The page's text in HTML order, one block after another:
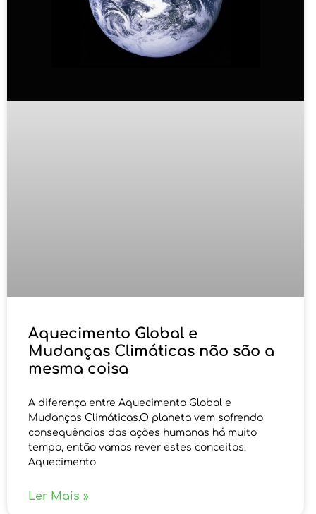
Aquecimento Global e
Mudanças Climáticas não são a
mesma coisa
A diferença entre Aquecimento Global e
Mudanças Climáticas.O planeta vem sofrendo
consequências das ações humanas há muito
tempo, então vamos rever estes conceitos.
Aquecimento
Ler Mais »